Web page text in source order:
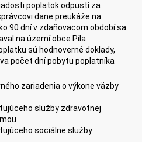
poplatok odpustí za
dane preukáže na
90 dní v zdaňovacom období sa
na území obce Píla
sú hodnoverné doklady,
počet dní pobytu poplatníka
zariadenia o výkone väzby
služby zdravotnej
sociálne služby